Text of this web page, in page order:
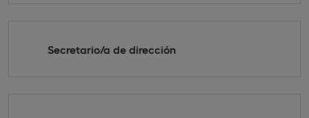
Secretario/a de dirección